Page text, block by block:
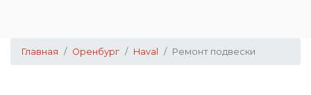
Главная Оренбург Haval Ремонт подвески